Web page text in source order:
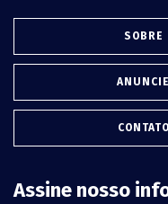
SOBRE
ANUNCIE
CONTATO
Assine nosso